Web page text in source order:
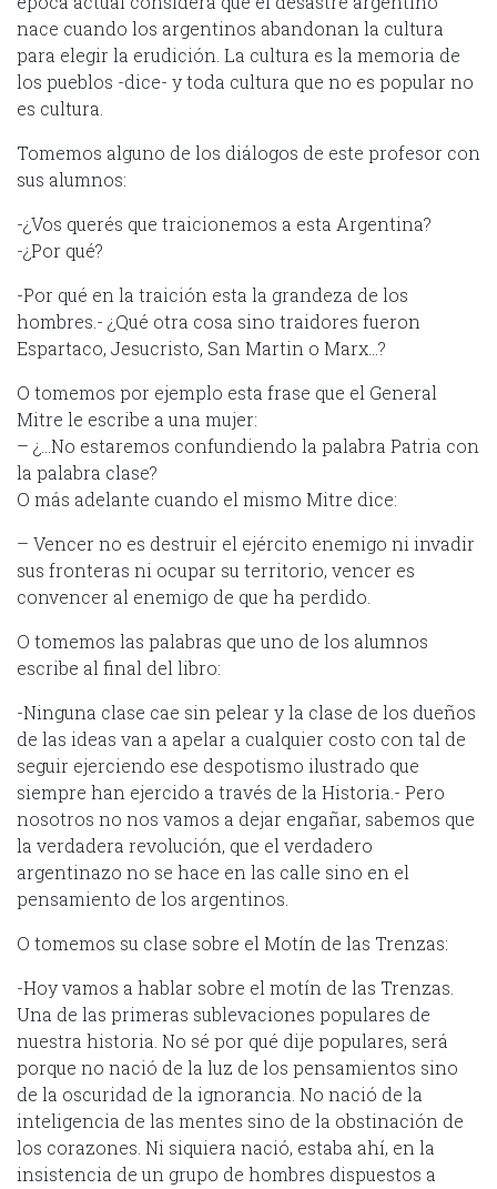
nace cuando los argentinos abandonan la cultura
para elegir la erudición. La cultura es la memoria de
los pueblos -dice- y toda cultura que no es popular no
es cultura.
Tomemos alguno de los diálogos de este profesor con
sus alumnos:
-¿Vos querés que traicionemos a esta Argentina?
-¿Por qué?
-Por qué en la traición esta la grandeza de los
hombres.- ¿Qué otra cosa sino traidores fueron
Espartaco, Jesucristo, San Martin o Marx…?
O tomemos por ejemplo esta frase que el General
Mitre le escribe a una mujer:
– ¿…No estaremos confundiendo la palabra Patria con
la palabra clase?
O más adelante cuando el mismo Mitre dice:
– Vencer no es destruir el ejército enemigo ni invadir
sus fronteras ni ocupar su territorio, vencer es
convencer al enemigo de que ha perdido.
O tomemos las palabras que uno de los alumnos
escribe al final del libro:
-Ninguna clase cae sin pelear y la clase de los dueños
de las ideas van a apelar a cualquier costo con tal de
seguir ejerciendo ese despotismo ilustrado que
siempre han ejercido a través de la Historia.- Pero
nosotros no nos vamos a dejar engañar, sabemos que
la verdadera revolución, que el verdadero
argentinazo no se hace en las calle sino en el
pensamiento de los argentinos.
O tomemos su clase sobre el Motín de las Trenzas:
-Hoy vamos a hablar sobre el motín de las Trenzas.
Una de las primeras sublevaciones populares de
nuestra historia. No sé por qué dije populares, será
porque no nació de la luz de los pensamientos sino
de la oscuridad de la ignorancia. No nació de la
inteligencia de las mentes sino de la obstinación de
los corazones. Ni siquiera nació, estaba ahí, en la
insistencia de un grupo de hombres dispuestos a